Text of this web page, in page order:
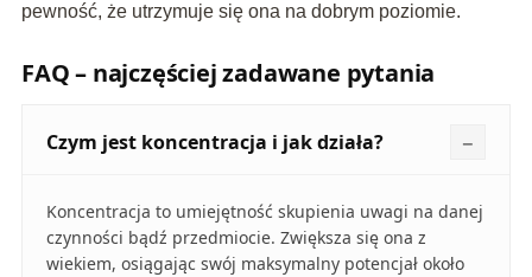
pewność, że utrzymuje się ona na dobrym poziomie.
FAQ – najczęściej zadawane pytania
Czym jest koncentracja i jak działa?
Koncentracja to umiejętność skupienia uwagi na danej
czynności bądź przedmiocie. Zwiększa się ona z
wiekiem, osiągając swój maksymalny potencjał około